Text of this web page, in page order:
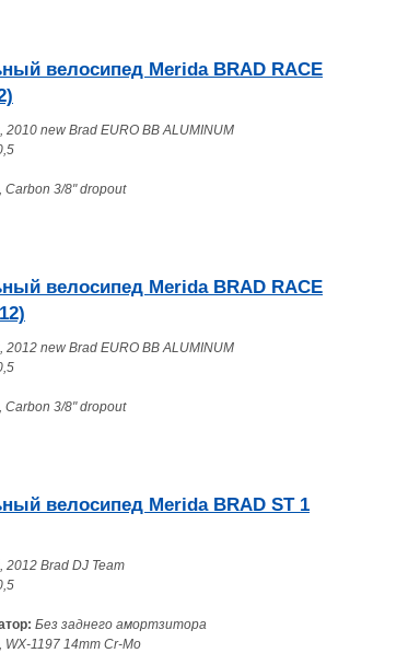
велосипед Merida BRAD RACE
new Brad EURO BB ALUMINUM
3/8" dropout
велосипед Merida BRAD RACE
new Brad EURO BB ALUMINUM
3/8" dropout
велосипед Merida BRAD ST 1
Brad DJ Team
Без заднего амортзитора
1197 14mm Cr-Mo